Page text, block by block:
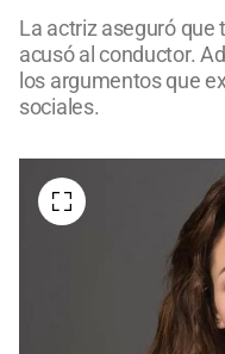
La actriz aseguró que
acusó al conductor.
los argumentos que
sociales.